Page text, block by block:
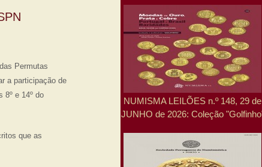
Permutas
a participação de
8º e 14º do
que as
NUMISMA LEILÕES n.º 148, 29 de
JUNHO de 2026: Coleção